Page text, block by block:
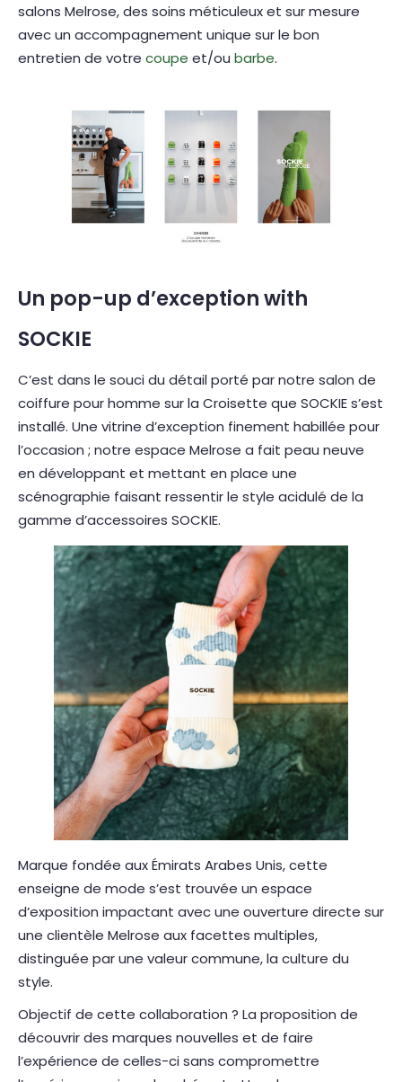
salons Melrose, des soins méticuleux et sur mesure
avec un accompagnement unique sur le bon
entretien de votre coupe et/ou barbe.
Un pop-up d’exception with
SOCKIE
C’est dans le souci du détail porté par notre salon de
coiffure pour homme sur la Croisette que SOCKIE s’est
installé. Une vitrine d’exception finement habillée pour
l’occasion ; notre espace Melrose a fait peau neuve
en développant et mettant en place une
scénographie faisant ressentir le style acidulé de la
gamme d’accessoires SOCKIE.
Marque fondée aux Émirats Arabes Unis, cette
enseigne de mode s’est trouvée un espace
d’exposition impactant avec une ouverture directe sur
une clientèle Melrose aux facettes multiples,
distinguée par une valeur commune, la culture du
style.
Objectif de cette collaboration ? La proposition de
découvrir des marques nouvelles et de faire
l’expérience de celles-ci sans compromettre